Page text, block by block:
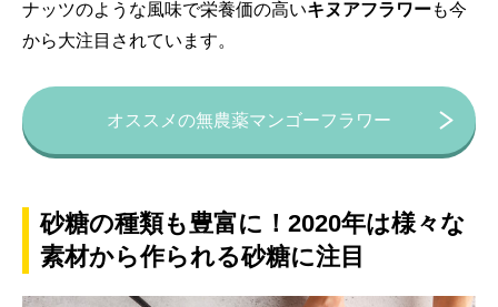
ナッツのような風味で栄養価の高いキヌアフラワーも今
から大注目されています。
オススメの無農薬マンゴーフラワー
砂糖の種類も豊富に！2020年は様々な
素材から作られる砂糖に注目